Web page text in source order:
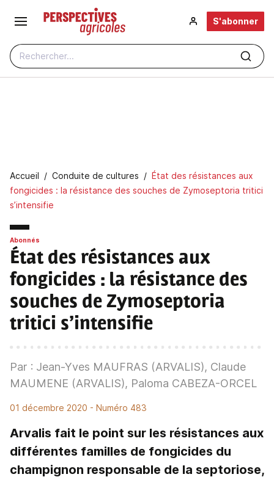
Aller au contenu principal
Rechercher...
S'abonner
Fil d'Ariane
Accueil Conduite de cultures
État des résistances aux
fongicides : la résistance des souches de Zymoseptoria tritici
s’intensifie
Abonnés
État des résistances aux
fongicides : la résistance des
souches de Zymoseptoria
tritici s’intensifie
Par : Jean-Yves MAUFRAS (ARVALIS), Claude
MAUMENE (ARVALIS), Paloma CABEZA-ORCEL
01 décembre 2020 - Numéro 483
Arvalis fait le point sur les résistances aux
différentes familles de fongicides du
champignon responsable de la septoriose,